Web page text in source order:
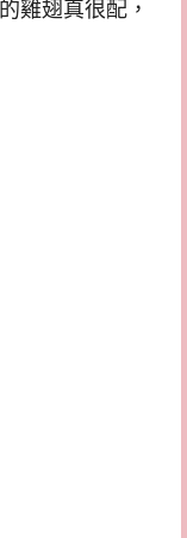
雞翅真很配，